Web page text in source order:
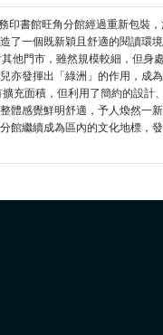
書館旺角分館經過重新包裝
了一個既新穎且舒適的閱讀環
他門市，雖然規模較細，但身
亦發揮出「綠洲」的作用，成
充面積，但利用了簡約的設計
體感覺鮮明舒適，予人煥然一新
館繼續成為區內的文化地標，